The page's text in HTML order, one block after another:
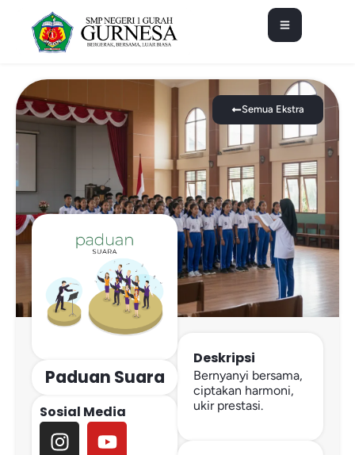
Semua Ekstra
Paduan Suara
Sosial Media
Deskripsi
Bernyanyi bersama,
ciptakan harmoni,
ukir prestasi.